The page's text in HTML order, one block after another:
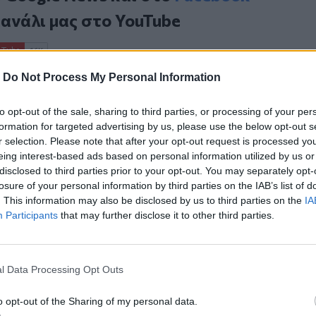
Do Not Process My Personal Information
opt-out of the sale, sharing to third parties, or processing of your
for targeted advertising by us, please use the below opt-out
selection. Please note that after your opt-out request is processed
interest-based ads based on personal information utilized by us
to third parties prior to your opt-out. You may separately
of your personal information by third parties on the IAB’s list of
This information may also be disclosed by us to third parties on the
Participants that may further disclose it to other third parties.
Data Processing Opt Outs
opt-out of the Sharing of my personal data.
μας στοYouTube
TAGS
Δήμος Κισσάμου Χανιά
του CRETALIVE